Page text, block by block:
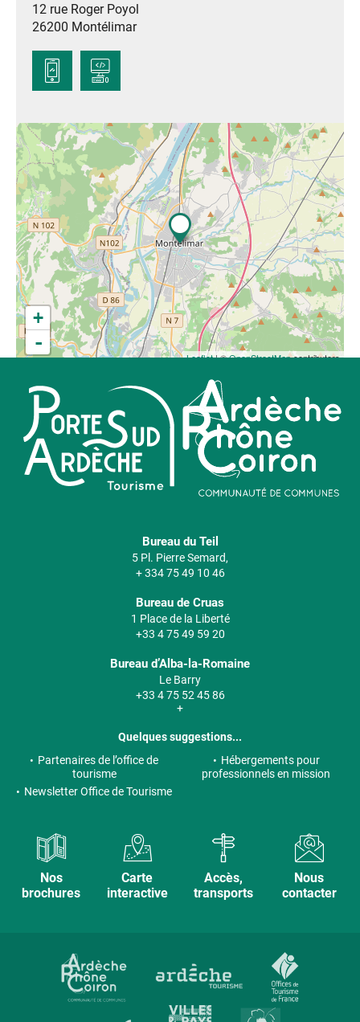
12 rue Roger Poyol
26200 Montélimar
+
-
Leaflet| ©OpenStreetMapcontributors
Bureau du Teil
5 Pl. Pierre Semard,
+ 334 75 49 10 46
Bureau de Cruas
1 Place de la Liberté
+33 4 75 49 59 20
Bureau d’Alba-la-Romaine
Le Barry
+33 4 75 52 45 86
+
Quelques suggestions...
Partenaires de l’office de
tourisme
Hébergements pour
professionnels en mission
Newsletter Office de Tourisme
Nos
brochures
Carte
interactive
Accès,
transports
Nous
contacter